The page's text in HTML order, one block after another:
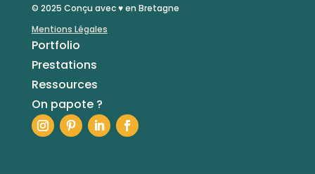
© 2025 Conçu avec♥ en Bretagne
Mentions Légales
Portfolio
Prestations
Ressources
On papote ?